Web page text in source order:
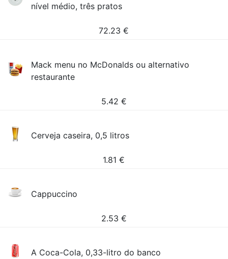
nível médio, três pratos
72.23 €
Mack menu no McDonalds ou alternativo
restaurante
5.42 €
Cerveja caseira, 0,5 litros
1.81 €
Cappuccino
2.53 €
A Coca-Cola, 0,33-litro do banco